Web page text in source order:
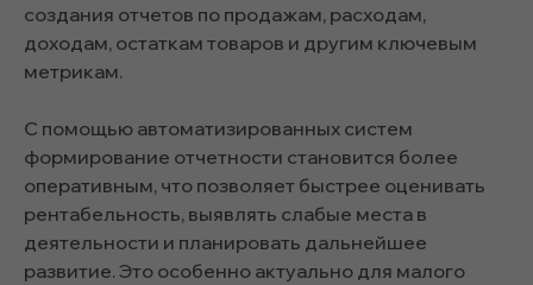
создания отчетов по продажам, расходам,
доходам, остаткам товаров и другим ключевым
метрикам.
С помощью автоматизированных систем
формирование отчетности становится более
оперативным, что позволяет быстрее оценивать
рентабельность, выявлять слабые места в
деятельности и планировать дальнейшее
развитие. Это особенно актуально для малого